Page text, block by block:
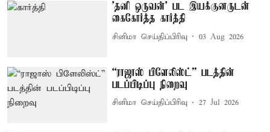
'தனி ஒருவன்' பட இயக்குனருடன்
கைகோர்த்த கார்த்தி
சினிமா செய்திப்பிரிவு 03 Aug 2026
“ராஜாஸ் பிளேலிஸ்ட்” படத்தின்
படப்பிடிப்பு நிறைவு
சினிமா செய்திப்பிரிவு 27 Jul 2026